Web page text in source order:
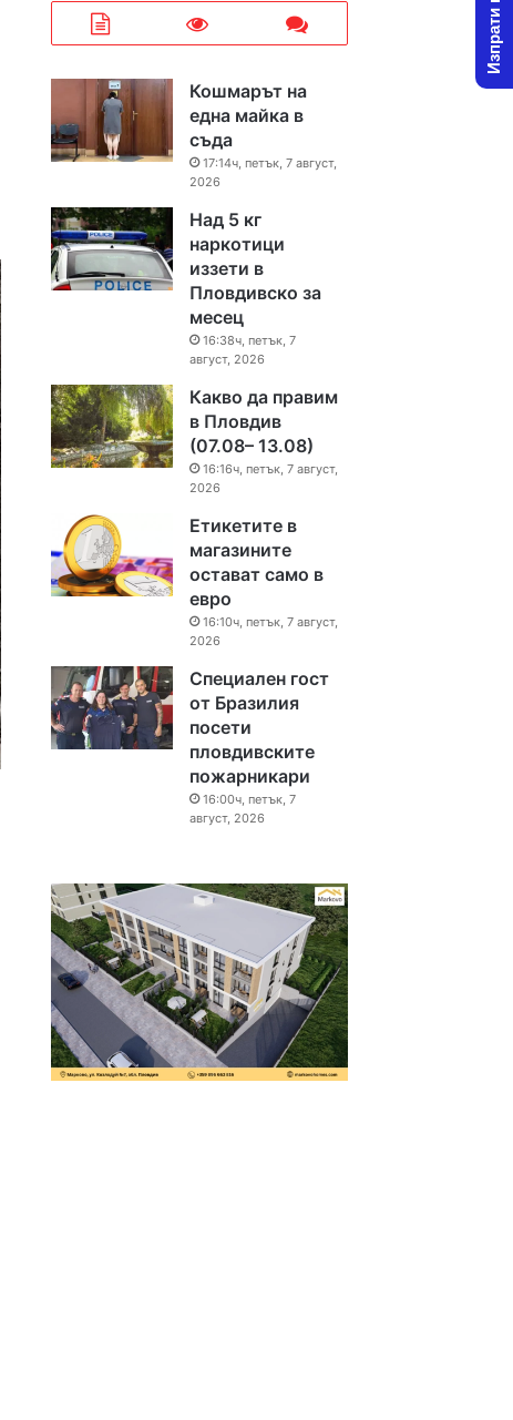
Кошмарът на
една майка в
съда
17:14ч, петък, 7 август,
2026
Над 5 кг
наркотици
иззети в
Пловдивско за
месец
16:38ч, петък, 7
август, 2026
Какво да правим
в Пловдив
(07.08– 13.08)
16:16ч, петък, 7 август,
2026
Етикетите в
магазините
остават само в
евро
16:10ч, петък, 7 август,
2026
Специален гост
от Бразилия
посети
пловдивските
пожарникари
16:00ч, петък, 7
август, 2026